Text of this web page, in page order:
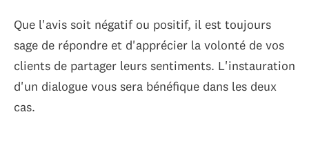
Que l'avis soit négatif ou positif, il est toujours
sage de répondre et d'apprécier la volonté de vos
clients de partager leurs sentiments. L'instauration
d'un dialogue vous sera bénéfique dans les deux
cas.